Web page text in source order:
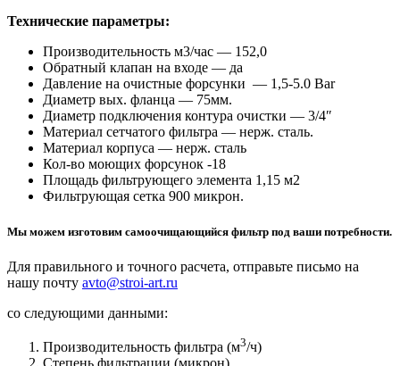
Технические параметры:
Производительность м3/час — 152,0
Обратный клапан на входе — да
Давление на очистные форсунки — 1,5-5.0 Bar
Диаметр вых. фланца — 75мм.
Диаметр подключения контура очистки — 3/4″
Материал сетчатого фильтра — нерж. сталь.
Материал корпуса — нерж. сталь
Кол-во моющих форсунок -18
Площадь фильтрующего элемента 1,15 м2
Фильтрующая сетка 900 микрон.
Мы можем изготовим самоочищающийся фильтр под ваши потребности.
Для правильного и точного расчета, отправьте письмо на
нашу почту avto@stroi-art.ru
со следующими данными:
Производительность фильтра (м3/ч)